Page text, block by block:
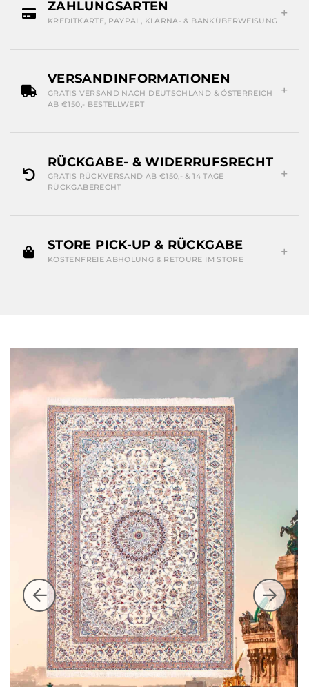
ZAHLUNGSARTEN
KREDITKARTE, PAYPAL, KLARNA- & BANKÜBERWEISUNG
VERSANDINFORMATIONEN
GRATIS VERSAND NACH DEUTSCHLAND & ÖSTERREICH
AB €150,- BESTELLWERT
RÜCKGABE- & WIDERRUFSRECHT
GRATIS RÜCKVERSAND AB €150,- & 14 TAGE
RÜCKGABERECHT
STORE PICK-UP & RÜCKGABE
KOSTENFREIE ABHOLUNG & RETOURE IM STORE